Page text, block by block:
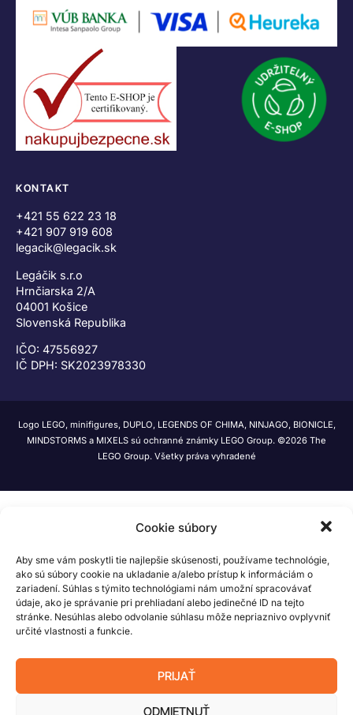
Cookie súbory
Aby sme vám poskytli tie najlepšie skúsenosti, používame technológie,
ako sú súbory cookie na ukladanie a/alebo prístup k informáciám o
zariadení. Súhlas s týmito technológiami nám umožní spracovávať
údaje, ako je správanie pri prehliadaní alebo jedinečné ID na tejto
stránke. Nesúhlas alebo odvolanie súhlasu môže nepriaznivo ovplyvniť
určité vlastnosti a funkcie.
PRIJAŤ
ODMIETNUŤ
KONTAKT
+421 55 622 23 18
+421 907 919 608
legacik@legacik.sk
Legáčik s.r.o
Hrnčiarska 2/A
04001 Košice
Slovenská Republika
IČO: 47556927
IČ DPH: SK2023978330
Logo LEGO, minifigures, DUPLO, LEGENDS OF CHIMA, NINJAGO, BIONICLE,
MINDSTORMS a MIXELS sú ochranné známky LEGO Group. ©2026 The
LEGO Group. Všetky práva vyhradené